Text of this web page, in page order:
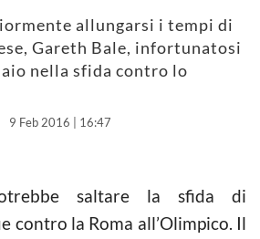
allungarsi i tempi di
Gareth Bale, infortunatosi
nella sfida contro lo
9 Feb 2016 | 16:47
saltare la sfida di
contro la Roma all’Olimpico. Il